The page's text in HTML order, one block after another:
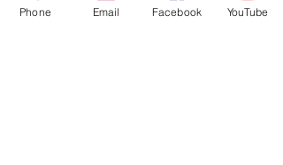
Phone Email Facebook YouTube